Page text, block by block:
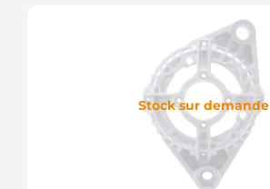
Stock sur demande